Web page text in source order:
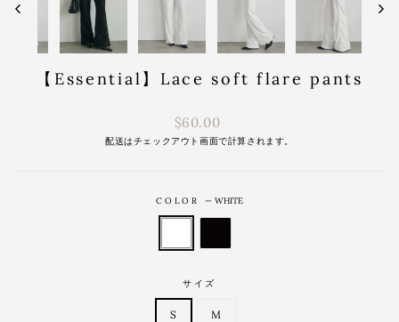
【Essential】Lace soft flare pants
通
常
$60.00
配送はチェックアウト画面で計算されます。
COLOR—WHITE
サイズ
S M